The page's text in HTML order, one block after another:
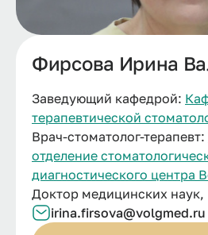
Фирсова Ирина
Заведующий кафедрой:
терапевтической
Врач-стоматолог-терапевт:
отделение
диагностического центра
Доктор медицинских
irina.firsova@volgmed.ru